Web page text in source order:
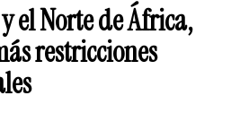
el Norte de África,
restricciones